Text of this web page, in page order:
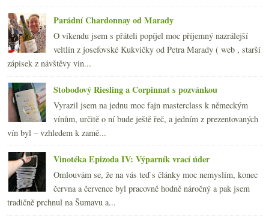
Parádní Chardonnay od Marady
O víkendu jsem s přáteli popíjel moc příjemný nazrálejší
veltlín z josefovské Kukvičky od Petra Marady ( web , starší
zápisek z návštěvy vin...
Stobodový Riesling a Corpinnat s pozvánkou
Vyrazil jsem na jednu moc fajn masterclass k německým
vínům, určitě o ní bude ještě řeč, a jedním z prezentovaných
vín byl – vzhledem k zamě...
Vinotéka Epizoda IV: Výparník vrací úder
Omlouvám se, že na vás teď s články moc nemyslím, konec
června a července byl pracovně hodně náročný a pak jsem
tradičně prchnul na Šumavu a...